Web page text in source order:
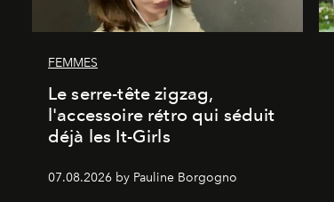
FEMMES
Le serre-tête zigzag,
l'accessoire rétro qui séduit
déjà les It-Girls
07.08.2026 by Pauline Borgogno